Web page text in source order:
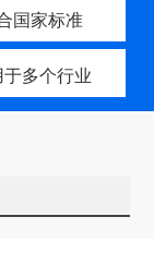
国家标准
于多个行业